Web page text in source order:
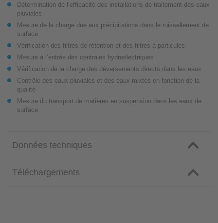
Détermination de l’efficacité des installations de traitement des eaux
pluviales
Mesure de la charge due aux précipitations dans le ruissellement de
surface
Vérification des filtres de rétention et des filtres à particules
Mesure à l’entrée des centrales hydroélectriques
Vérification de la charge des déversements directs dans les eaux
Contrôle des eaux pluviales et des eaux mixtes en fonction de la
qualité
Mesure du transport de matières en suspension dans les eaux de
surface
Données techniques
Téléchargements